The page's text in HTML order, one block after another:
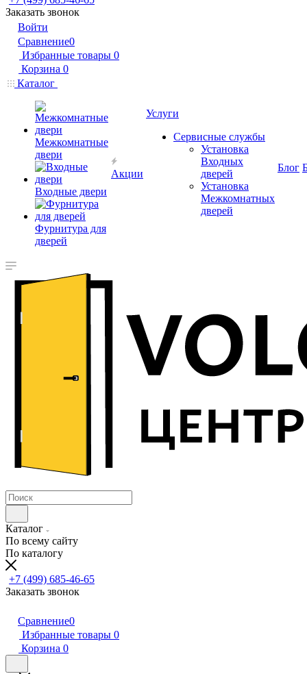
Заказать звонок
Войти
Сравнение0
Избранные товары 0
Корзина 0
Каталог
Межкомнатные
двери
Входные двери
Фурнитура для
дверей
Акции
Услуги
Сервисные службы
Установка
Входных
дверей
Установка
Межкомнатных
дверей
Блог
Каталог
По всему сайту
По каталогу
+7 (499) 685-46-65
Заказать звонок
Сравнение0
Избранные товары 0
Корзина 0